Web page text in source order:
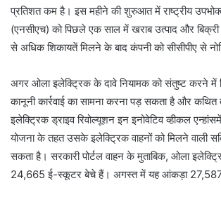
प्रतिशत कम है। इस महीने की शुरुआत में राष्ट्रीय
(एनसीएच) को पिछले एक साल में खराब उत्पाद और
से अधिक शिकायतें मिलने के बाद कंपनी को सीसीपीए से
अगर ओला इलेक्ट्रिक के दावे नियामक को संतुष्ट करने में
कानूनी कार्रवाई का सामना करना पड़ सकता है और कथित
इलेक्ट्रिक ड्राइव रिवोल्यूशन इन इनोवेटिव व्हीकल
योजना के तहत उसके इलेक्ट्रिक वाहनों को मिलने वाली
सकता है। सरकारी पोर्टल वाहन के मुताबिक, ओला
24,665 ई-स्कूटर बेचे हैं। अगस्त में यह आंकड़ा